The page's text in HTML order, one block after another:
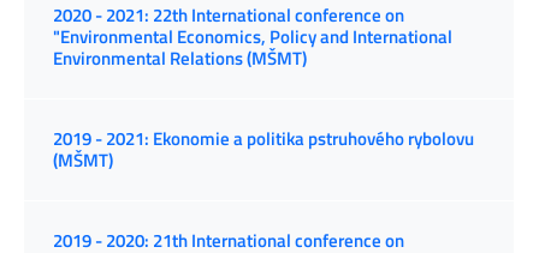
2020 - 2021: 22th International conference on
"Environmental Economics, Policy and International
Environmental Relations (MŠMT)
2019 - 2021: Ekonomie a politika pstruhového rybolovu
(MŠMT)
2019 - 2020: 21th International conference on